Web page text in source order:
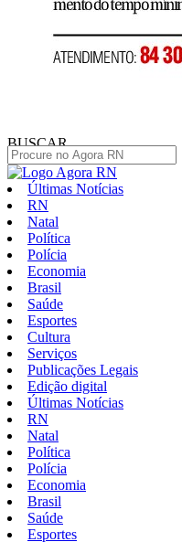
BUSCAR
Últimas Notícias
RN
Natal
Política
Polícia
Economia
Brasil
Saúde
Esportes
Cultura
Serviços
Publicações Legais
Edição digital
Últimas Notícias
RN
Natal
Política
Polícia
Economia
Brasil
Saúde
Esportes